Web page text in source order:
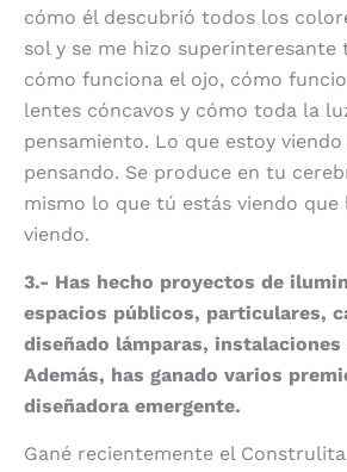
cómo él descubrió todos los
sol y se me hizo superinteresante
cómo funciona el ojo, cómo
lentes cóncavos y cómo toda la
pensamiento. Lo que estoy
pensando. Se produce en tu
mismo lo que tú estás viendo que
viendo.
3.- Has hecho proyectos de
espacios públicos, particulares,
diseñado lámparas,
Además, has ganado varios
diseñadora emergente.
Gané recientemente el